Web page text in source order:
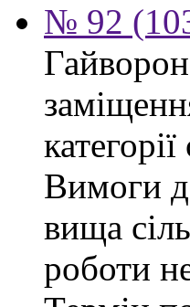
№ 92
Вимоги
вища
роботи